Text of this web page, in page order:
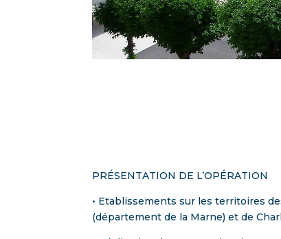
PRÉSENTATION DE L’OPÉRATION
• Etablissements sur les territoires
(département de la Marne) et de